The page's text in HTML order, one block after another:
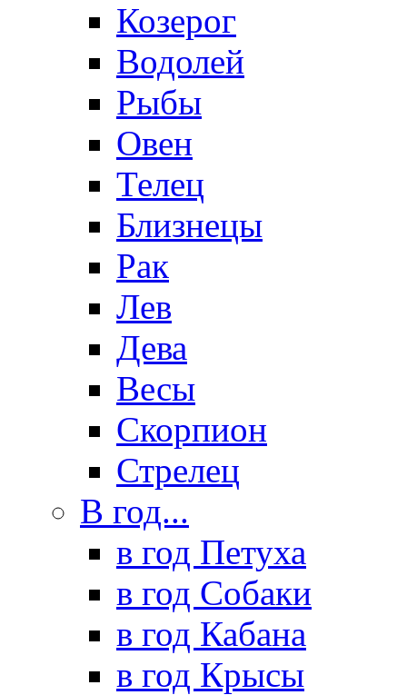
Козерог
Водолей
Рыбы
Овен
Телец
Близнецы
Рак
Лев
Дева
Весы
Скорпион
Стрелец
В год...
в год Петуха
в год Собаки
в год Кабана
в год Крысы